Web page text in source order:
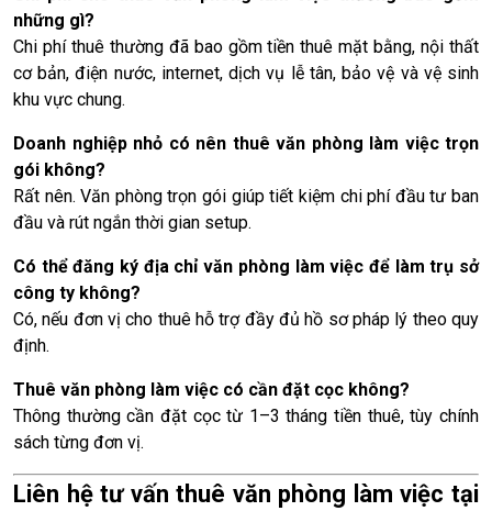
những gì?
Chi phí thuê thường đã bao gồm tiền thuê mặt bằng, nội thất
cơ bản, điện nước, internet, dịch vụ lễ tân, bảo vệ và vệ sinh
khu vực chung.
Doanh nghiệp nhỏ có nên thuê văn phòng làm việc trọn
gói không?
Rất nên. Văn phòng trọn gói giúp tiết kiệm chi phí đầu tư ban
đầu và rút ngắn thời gian setup.
Có thể đăng ký địa chỉ văn phòng làm việc để làm trụ sở
công ty không?
Có, nếu đơn vị cho thuê hỗ trợ đầy đủ hồ sơ pháp lý theo quy
định.
Thuê văn phòng làm việc có cần đặt cọc không?
Thông thường cần đặt cọc từ 1–3 tháng tiền thuê, tùy chính
sách từng đơn vị.
Liên hệ tư vấn thuê văn phòng làm việc tại